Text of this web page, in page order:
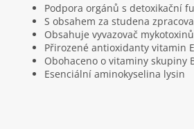
Podpora orgánů s detoxikační
S obsahem za studena
Obsahuje vyvazovač
Přirozené antioxidanty vitamin
Obohaceno o vitaminy skupiny
Esenciální aminokyselina lysin